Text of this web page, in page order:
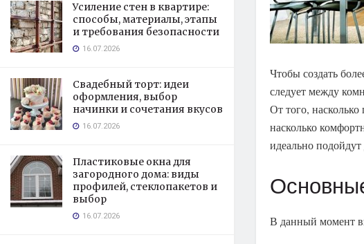
Усиление стен в квартире:
способы, материалы, этапы
и требования безопасности
16.07.2026
Свадебный торт: идеи
оформления, выбор
начинки и сочетания вкусов
16.07.2026
Пластиковые окна для
загородного дома: виды
профилей, стеклопакетов и
выбор
16.07.2026
Чтобы создать
следует между
От того,
насколько
идеально
В данный момент